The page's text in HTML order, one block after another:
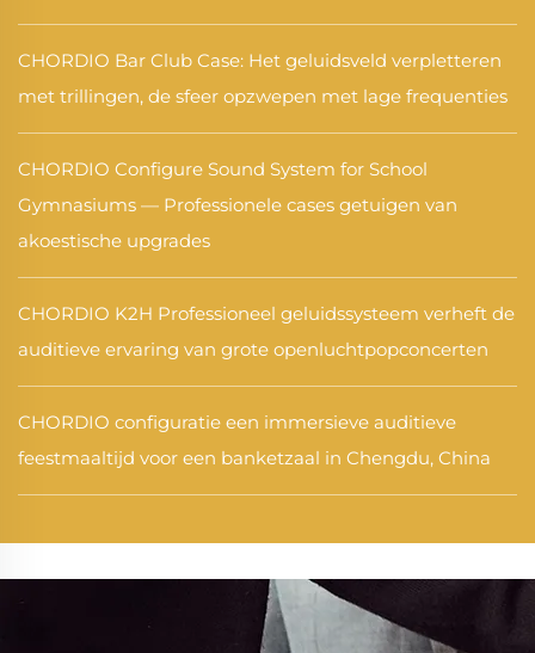
CHORDIO Bar Club Case: Het geluidsveld verpletteren
met trillingen, de sfeer opzwepen met lage frequenties
CHORDIO Configure Sound System for School
Gymnasiums — Professionele cases getuigen van
akoestische upgrades
CHORDIO K2H Professioneel geluidssysteem verheft de
auditieve ervaring van grote openluchtpopconcerten
CHORDIO configuratie een immersieve auditieve
feestmaaltijd voor een banketzaal in Chengdu, China